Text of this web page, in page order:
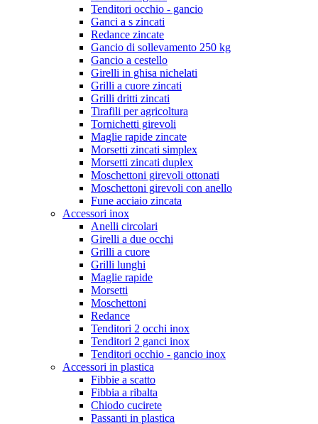
Tenditori occhio - gancio
Ganci a s zincati
Redance zincate
Gancio di sollevamento 250 kg
Gancio a cestello
Girelli in ghisa nichelati
Grilli a cuore zincati
Grilli dritti zincati
Tirafili per agricoltura
Tornichetti girevoli
Maglie rapide zincate
Morsetti zincati simplex
Morsetti zincati duplex
Moschettoni girevoli ottonati
Moschettoni girevoli con anello
Fune acciaio zincata
Accessori inox
Anelli circolari
Girelli a due occhi
Grilli a cuore
Grilli lunghi
Maglie rapide
Morsetti
Moschettoni
Redance
Tenditori 2 occhi inox
Tenditori 2 ganci inox
Tenditori occhio - gancio inox
Accessori in plastica
Fibbie a scatto
Fibbia a ribalta
Chiodo cucirete
Passanti in plastica